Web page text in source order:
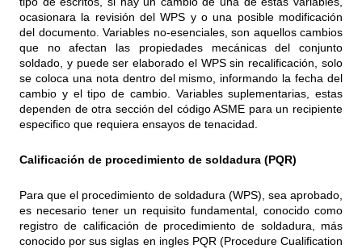
ocasionara la revisión del WPS y o una posible modificación
del documento. Variables no-esenciales, son aquellos cambios
que no afectan las propiedades mecánicas del conjunto
soldado, y puede ser elaborado el WPS sin recalificación, solo
se coloca una nota dentro del mismo, informando la fecha del
cambio y el tipo de cambio. Variables suplementarias, estas
dependen de otra sección del código ASME para un recipiente
especifico que requiera ensayos de tenacidad.
Calificación de procedimiento de soldadura (PQR)
Para que el procedimiento de soldadura (WPS), sea aprobado,
es necesario tener un requisito fundamental, conocido como
registro de calificación de procedimiento de soldadura, más
conocido por sus siglas en ingles PQR (Procedure Cualification